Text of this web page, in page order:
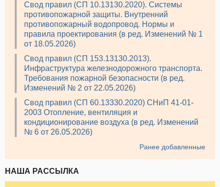
Свод правил (СП 10.13130.2020). Системы
противопожарной защиты. Внутренний
противопожарный водопровод. Нормы и
правила проектирования (в ред. Изменений № 1
от 18.05.2026)
Свод правил (СП 153.13130.2013).
Инфраструктура железнодорожного транспорта.
Требования пожарной безопасности (в ред.
Изменений № 2 от 22.05.2026)
Свод правил (СП 60.13330.2020) СНиП 41-01-
2003 Отопление, вентиляция и
кондиционирование воздуха (в ред. Изменений
№ 6 от 26.05.2026)
Ранее добавленные
НАША РАССЫЛКА